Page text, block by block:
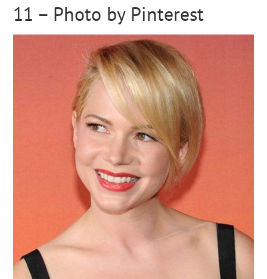
11 – Photo by Pinterest